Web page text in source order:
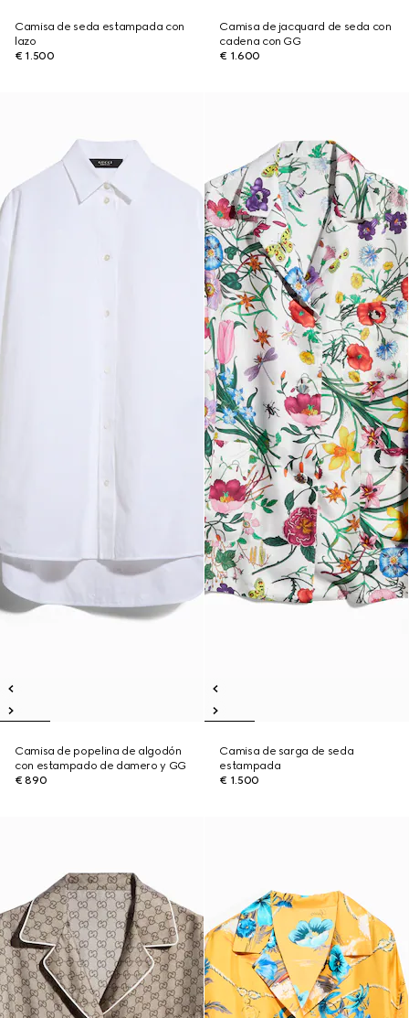
Camisa de seda estampada con
lazo
€ 1.500
Camisa de jacquard de seda con
cadena con GG
€ 1.600
Camisa de popelina de algodón
con estampado de damero y GG
€ 890
Camisa de sarga de seda
estampada
€ 1.500